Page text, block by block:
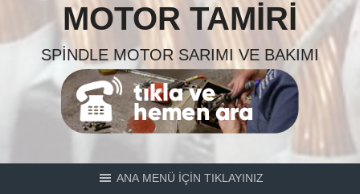
MOTOR TAMIRI
SPINDLE MOTOR SARIMI VE BAKIMI
ANA MENÜ İÇİN TIKLAYINIZ